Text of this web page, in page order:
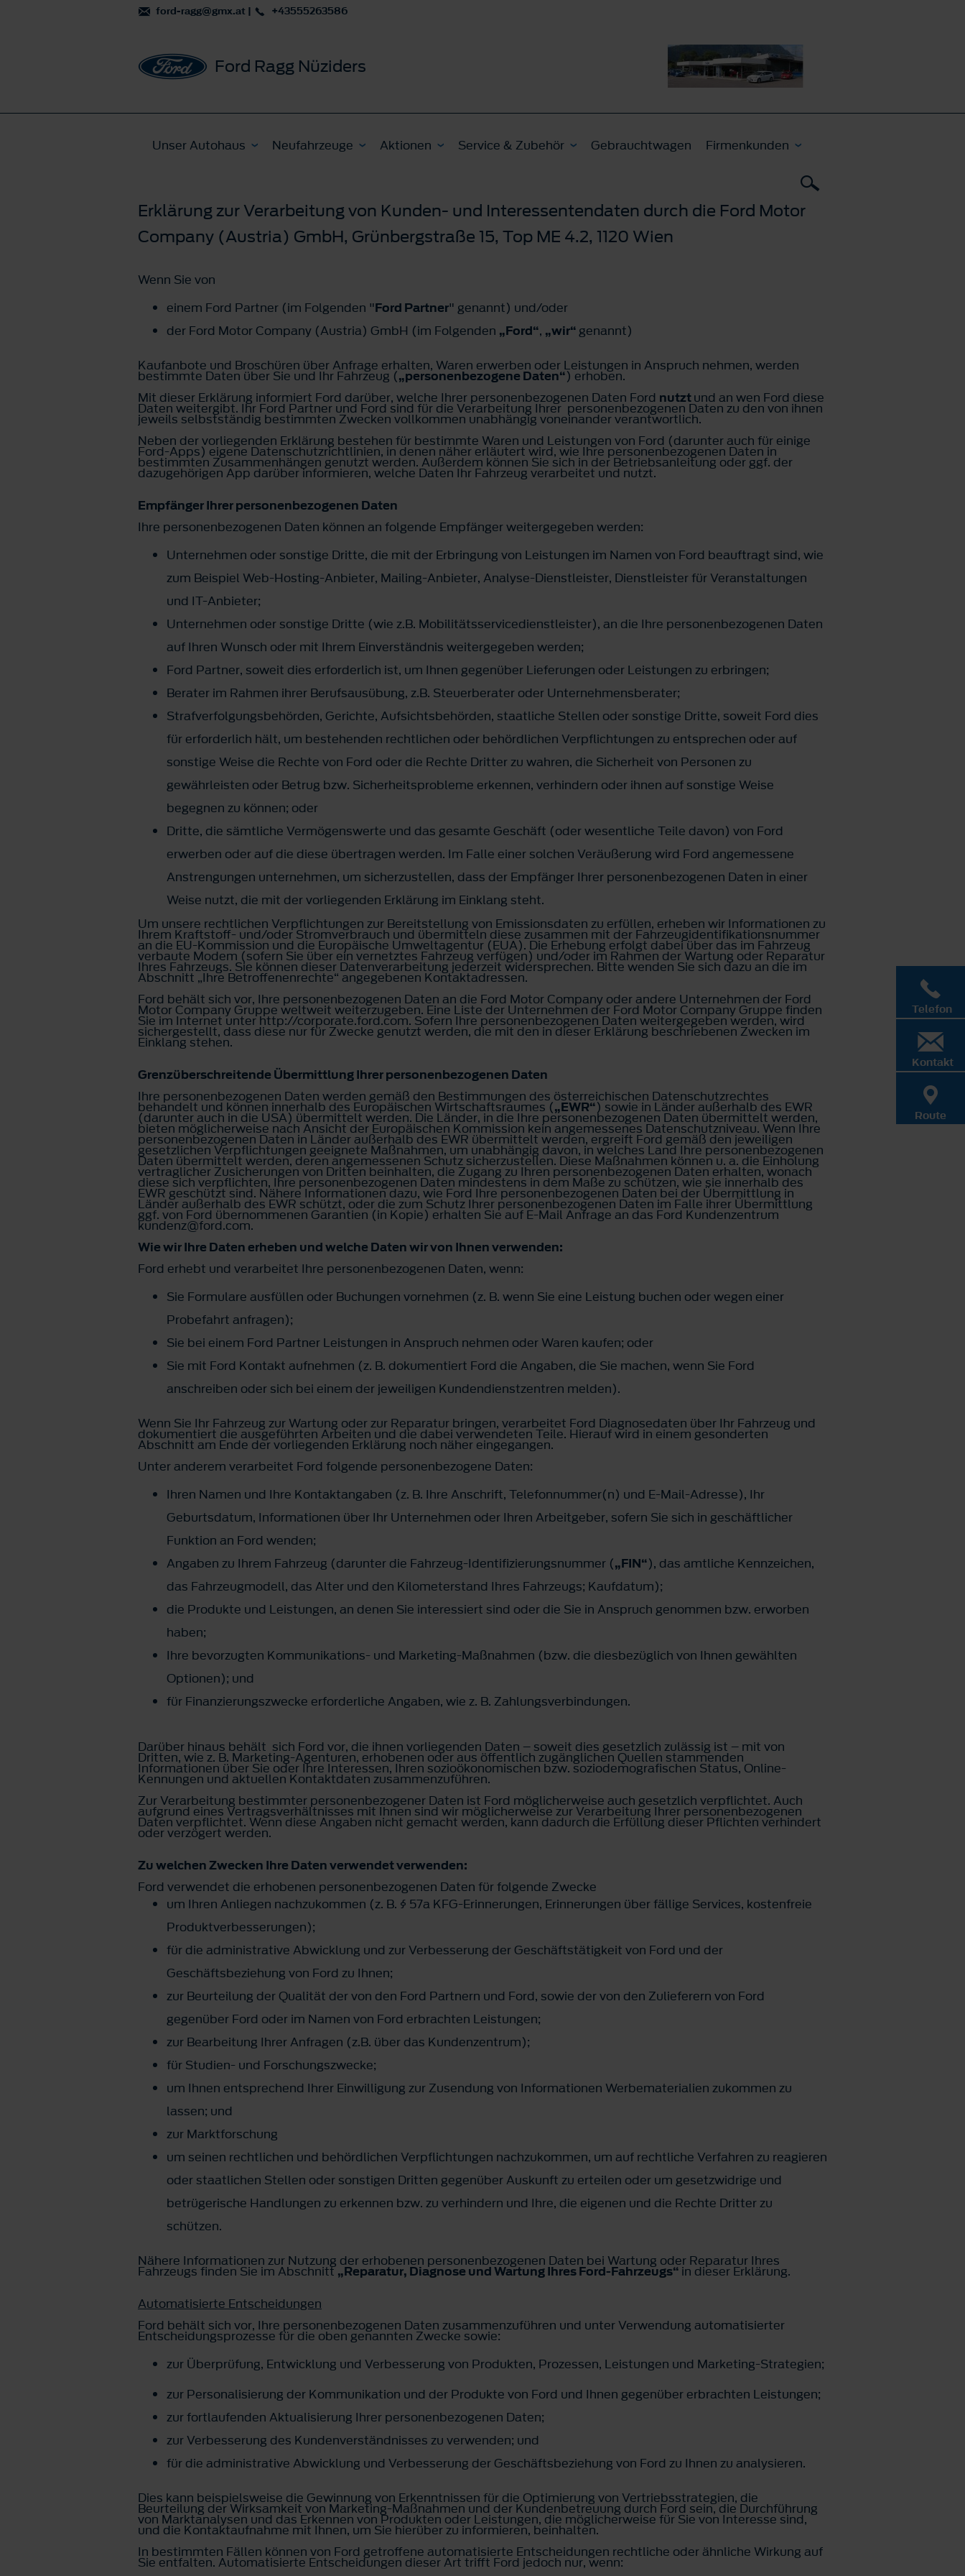
ford-ragg@gmx.at | +43555263586
Ford Ragg Nüziders
Unser Autohaus Neufahrzeuge Aktionen Service & Zubehör Gebrauchtwagen Firmenkunden
Erklärung zur Verarbeitung von Kunden- und Interessentendaten durch die Ford Motor
Company (Austria) GmbH, Grünbergstraße 15, Top ME 4.2, 1120 Wien
Wenn Sie von
einem Ford Partner (im Folgenden "Ford Partner" genannt) und/oder
der Ford Motor Company (Austria) GmbH (im Folgenden „Ford“, „wir“genannt)
Kaufanbote und Broschüren über Anfrage erhalten, Waren erwerben oder Leistungen in Anspruch nehmen, werden
bestimmte Daten über Sie und Ihr Fahrzeug („personenbezogene Daten“) erhoben.
Mit dieser Erklärung informiert Ford darüber, welche Ihrer personenbezogenen Daten Ford nutztund an wen Ford diese
Daten weitergibt. Ihr Ford Partner und Ford sind für die Verarbeitung Ihrer personenbezogenen Daten zu den von ihnen
jeweils selbstständig bestimmten Zwecken vollkommen unabhängig voneinander verantwortlich.
Neben der vorliegenden Erklärung bestehen für bestimmte Waren und Leistungen von Ford (darunter auch für einige
Ford-Apps) eigene Datenschutzrichtlinien, in denen näher erläutert wird, wie Ihre personenbezogenen Daten in
bestimmten Zusammenhängen genutzt werden. Außerdem können Sie sich in der Betriebsanleitung oder ggf. der
dazugehörigen App darüber informieren, welche Daten Ihr Fahrzeug verarbeitet und nutzt.
Empfänger Ihrer personenbezogenen Daten
Ihre personenbezogenen Daten können an folgende Empfänger weitergegeben werden:
Unternehmen oder sonstige Dritte, die mit der Erbringung von Leistungen im Namen von Ford beauftragt sind, wie
zum Beispiel Web-Hosting-Anbieter, Mailing-Anbieter, Analyse-Dienstleister, Dienstleister für Veranstaltungen
und IT-Anbieter;
Unternehmen oder sonstige Dritte (wie z.B. Mobilitätsservicedienstleister), an die Ihre personenbezogenen Daten
auf Ihren Wunsch oder mit Ihrem Einverständnis weitergegeben werden;
Ford Partner, soweit dies erforderlich ist, um Ihnen gegenüber Lieferungen oder Leistungen zu erbringen;
Berater im Rahmen ihrer Berufsausübung, z.B. Steuerberater oder Unternehmensberater;
Strafverfolgungsbehörden, Gerichte, Aufsichtsbehörden, staatliche Stellen oder sonstige Dritte, soweit Ford dies
für erforderlich hält, um bestehenden rechtlichen oder behördlichen Verpflichtungen zu entsprechen oder auf
sonstige Weise die Rechte von Ford oder die Rechte Dritter zu wahren, die Sicherheit von Personen zu
gewährleisten oder Betrug bzw. Sicherheitsprobleme erkennen, verhindern oder ihnen auf sonstige Weise
begegnen zu können; oder
Dritte, die sämtliche Vermögenswerte und das gesamte Geschäft (oder wesentliche Teile davon) von Ford
erwerben oder auf die diese übertragen werden. Im Falle einer solchen Veräußerung wird Ford angemessene
Anstrengungen unternehmen, um sicherzustellen, dass der Empfänger Ihrer personenbezogenen Daten in einer
Weise nutzt, die mit der vorliegenden Erklärung im Einklang steht.
Um unsere rechtlichen Verpflichtungen zur Bereitstellung von Emissionsdaten zu erfüllen, erheben wir Informationen zu
Ihrem Kraftstoff- und/oder Stromverbrauch und übermitteln diese zusammen mit der Fahrzeugidentifikationsnummer
an die EU-Kommission und die Europäische Umweltagentur (EUA). Die Erhebung erfolgt dabei über das im Fahrzeug
verbaute Modem (sofern Sie über ein vernetztes Fahrzeug verfügen) und/oder im Rahmen der Wartung oder Reparatur
Ihres Fahrzeugs. Sie können dieser Datenverarbeitung jederzeit widersprechen. Bitte wenden Sie sich dazu an die im
Abschnitt „Ihre Betroffenenrechte“ angegebenen Kontaktadressen.
Ford behält sich vor, Ihre personenbezogenen Daten an die Ford Motor Company oder andere Unternehmen der Ford
Motor Company Gruppe weltweit weiterzugeben. Eine Liste der Unternehmen der Ford Motor Company Gruppe finden
Sie im Internet unter http://corporate.ford.com. Sofern Ihre personenbezogenen Daten weitergegeben werden, wird
sichergestellt, dass diese nur für Zwecke genutzt werden, die mit den in dieser Erklärung beschriebenen Zwecken im
Einklang stehen.
Grenzüberschreitende Übermittlung Ihrer personenbezogenen Daten
Ihre personenbezogenen Daten werden gemäß den Bestimmungen des österreichischen Datenschutzrechtes
behandelt und können innerhalb des Europäischen Wirtschaftsraumes („EWR“) sowie in Länder außerhalb des EWR
(darunter auch in die USA) übermittelt werden. Die Länder, in die Ihre personenbezogenen Daten übermittelt werden,
bieten möglicherweise nach Ansicht der Europäischen Kommission kein angemessenes Datenschutzniveau. Wenn Ihre
personenbezogenen Daten in Länder außerhalb des EWR übermittelt werden, ergreift Ford gemäß den jeweiligen
gesetzlichen Verpflichtungen geeignete Maßnahmen, um unabhängig davon, in welches Land Ihre personenbezogenen
Daten übermittelt werden, deren angemessenen Schutz sicherzustellen. Diese Maßnahmen können u. a. die Einholung
vertraglicher Zusicherungen von Dritten beinhalten, die Zugang zu Ihren personenbezogenen Daten erhalten, wonach
diese sich verpflichten, Ihre personenbezogenen Daten mindestens in dem Maße zu schützen, wie sie innerhalb des
EWR geschützt sind. Nähere Informationen dazu, wie Ford Ihre personenbezogenen Daten bei der Übermittlung in
Länder außerhalb des EWR schützt, oder die zum Schutz Ihrer personenbezogenen Daten im Falle ihrer Übermittlung
ggf. von Ford übernommenen Garantien (in Kopie) erhalten Sie auf E-Mail Anfrage an das Ford Kundenzentrum
kundenz@ford.com.
Wie wir Ihre Daten erheben und welche Daten wir von Ihnen verwenden:
Ford erhebt und verarbeitet Ihre personenbezogenen Daten, wenn:
Sie Formulare ausfüllen oder Buchungen vornehmen (z. B. wenn Sie eine Leistung buchen oder wegen einer
Probefahrt anfragen);
Sie bei einem Ford Partner Leistungen in Anspruch nehmen oder Waren kaufen; oder
Sie mit Ford Kontakt aufnehmen (z. B. dokumentiert Ford die Angaben, die Sie machen, wenn Sie Ford
anschreiben oder sich bei einem der jeweiligen Kundendienstzentren melden).
Wenn Sie Ihr Fahrzeug zur Wartung oder zur Reparatur bringen, verarbeitet Ford Diagnosedaten über Ihr Fahrzeug und
dokumentiert die ausgeführten Arbeiten und die dabei verwendeten Teile. Hierauf wird in einem gesonderten
Abschnitt am Ende der vorliegenden Erklärung noch näher eingegangen.
Unter anderem verarbeitet Ford folgende personenbezogene Daten:
Ihren Namen und Ihre Kontaktangaben (z. B. Ihre Anschrift, Telefonnummer(n) und E-Mail-Adresse), Ihr
Geburtsdatum, Informationen über Ihr Unternehmen oder Ihren Arbeitgeber, sofern Sie sich in geschäftlicher
Funktion an Ford wenden;
Angaben zu Ihrem Fahrzeug (darunter die Fahrzeug-Identifizierungsnummer („FIN“), das amtliche Kennzeichen,
das Fahrzeugmodell, das Alter und den Kilometerstand Ihres Fahrzeugs; Kaufdatum);
die Produkte und Leistungen, an denen Sie interessiert sind oder die Sie in Anspruch genommen bzw. erworben
haben;
Ihre bevorzugten Kommunikations- und Marketing-Maßnahmen (bzw. die diesbezüglich von Ihnen gewählten
Optionen); und
für Finanzierungszwecke erforderliche Angaben, wie z. B. Zahlungsverbindungen.
Darüber hinaus behält sich Ford vor, die ihnen vorliegenden Daten – soweit dies gesetzlich zulässig ist – mit von
Dritten, wie z. B. Marketing-Agenturen, erhobenen oder aus öffentlich zugänglichen Quellen stammenden
Informationen über Sie oder Ihre Interessen, Ihren sozioökonomischen bzw. soziodemografischen Status, Online-
Kennungen und aktuellen Kontaktdaten zusammenzuführen.
Zur Verarbeitung bestimmter personenbezogener Daten ist Ford möglicherweise auch gesetzlich verpflichtet. Auch
aufgrund eines Vertragsverhältnisses mit Ihnen sind wir möglicherweise zur Verarbeitung Ihrer personenbezogenen
Daten verpflichtet. Wenn diese Angaben nicht gemacht werden, kann dadurch die Erfüllung dieser Pflichten verhindert
oder verzögert werden.
Zu welchen Zwecken Ihre Daten verwendet verwenden:
Ford verwendet die erhobenen personenbezogenen Daten für folgende Zwecke
um Ihren Anliegen nachzukommen (z. B. § 57a KFG-Erinnerungen, Erinnerungen über fällige Services, kostenfreie
Produktverbesserungen);
für die administrative Abwicklung und zur Verbesserung der Geschäftstätigkeit von Ford und der
Geschäftsbeziehung von Ford zu Ihnen;
zur Beurteilung der Qualität der von den Ford Partnern und Ford, sowie der von den Zulieferern von Ford
gegenüber Ford oder im Namen von Ford erbrachten Leistungen;
zur Bearbeitung Ihrer Anfragen (z.B. über das Kundenzentrum);
für Studien- und Forschungszwecke;
um Ihnen entsprechend Ihrer Einwilligung zur Zusendung von Informationen Werbematerialien zukommen zu
lassen; und
zur Marktforschung
um seinen rechtlichen und behördlichen Verpflichtungen nachzukommen, um auf rechtliche Verfahren zu reagieren
oder staatlichen Stellen oder sonstigen Dritten gegenüber Auskunft zu erteilen oder um gesetzwidrige und
betrügerische Handlungen zu erkennen bzw. zu verhindern und Ihre, die eigenen und die Rechte Dritter zu
schützen.
Nähere Informationen zur Nutzung der erhobenen personenbezogenen Daten bei Wartung oder Reparatur Ihres
Fahrzeugs finden Sie im Abschnitt„Reparatur, Diagnose und Wartung Ihres Ford-Fahrzeugs“ in dieser Erklärung.
Automatisierte Entscheidungen
Ford behält sich vor, Ihre personenbezogenen Daten zusammenzuführen und unter Verwendung automatisierter
Entscheidungsprozesse für die oben genannten Zwecke sowie:
zur Überprüfung, Entwicklung und Verbesserung von Produkten, Prozessen, Leistungen und Marketing-Strategien;
zur Personalisierung der Kommunikation und der Produkte von Ford und Ihnen gegenüber erbrachten Leistungen;
zur fortlaufenden Aktualisierung Ihrer personenbezogenen Daten;
zur Verbesserung des Kundenverständnisses zu verwenden; und
für die administrative Abwicklung und Verbesserung der Geschäftsbeziehung von Ford zu Ihnen zu analysieren.
Dies kann beispielsweise die Gewinnung von Erkenntnissen für die Optimierung von Vertriebsstrategien, die
Beurteilung der Wirksamkeit von Marketing-Maßnahmen und der Kundenbetreuung durch Ford sein, die Durchführung
von Marktanalysen und das Erkennen von Produkten oder Leistungen, die möglicherweise für Sie von Interesse sind,
und die Kontaktaufnahme mit Ihnen, um Sie hierüber zu informieren, beinhalten.
In bestimmten Fällen können von Ford getroffene automatisierte Entscheidungen rechtliche oder ähnliche Wirkung auf
Sie entfalten. Automatisierte Entscheidungen dieser Art trifft Ford jedoch nur, wenn:
Telefon
Kontakt
Route